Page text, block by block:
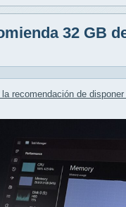
32 GB
recomendación de disponer